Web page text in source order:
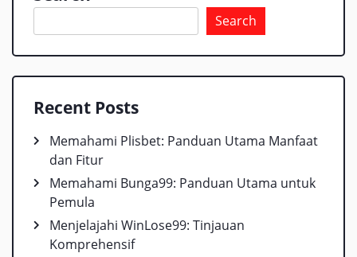
Search
Recent Posts
Memahami Plisbet: Panduan Utama Manfaat
dan Fitur
Memahami Bunga99: Panduan Utama untuk
Pemula
Menjelajahi WinLose99: Tinjauan
Komprehensif